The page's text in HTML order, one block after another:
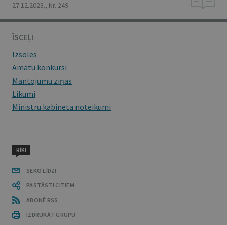
27.12.2023., Nr. 249
ĪSCEĻI
Izsoles
Amatu konkursi
Mantojumu ziņas
Likumi
Ministru kabineta noteikumi
RĪKI
SEKO LĪDZI
PASTĀSTI CITIEM
ABONĒ RSS
IZDRUKĀT GRUPU